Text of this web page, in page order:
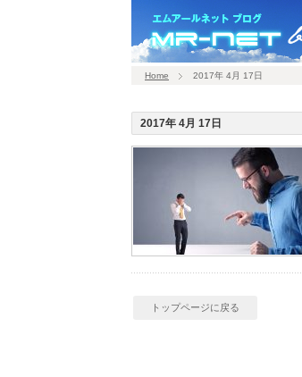
Home 2017年 4月 17日
2017年 4月 17日
トップページに戻る